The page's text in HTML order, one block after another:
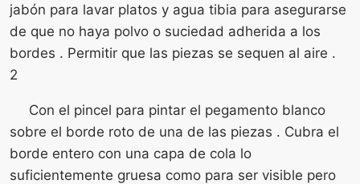
jabón para lavar platos y agua tibia para asegurarse
de que no haya polvo o suciedad adherida a los
bordes . Permitir que las piezas se sequen al aire .
2
Con el pincel para pintar el pegamento blanco
sobre el borde roto de una de las piezas . Cubra el
borde entero con una capa de cola lo
suficientemente gruesa como para ser visible pero